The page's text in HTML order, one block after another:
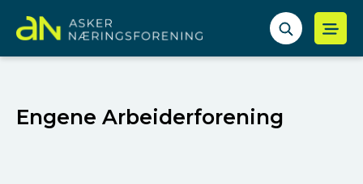
Engene Arbeiderforening